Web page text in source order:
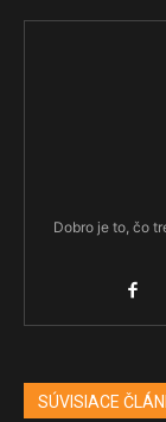
Dobro je to, čo
SÚVISIACE